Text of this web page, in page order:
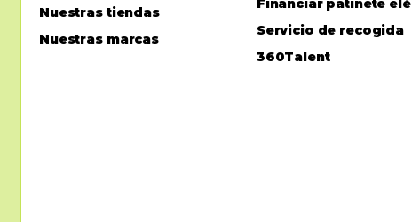
Nuestras tiendas
Nuestras marcas
Financiar patinete
Servicio de recogida
360Talent